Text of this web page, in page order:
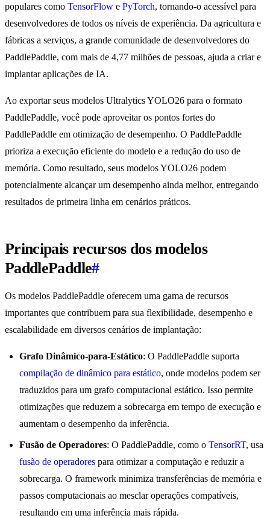
populares como TensorFlow e PyTorch, tornando-o acessível para
desenvolvedores de todos os níveis de experiência. Da agricultura e
fábricas a serviços, a grande comunidade de desenvolvedores do
PaddlePaddle, com mais de 4,77 milhões de pessoas, ajuda a criar e
implantar aplicações de IA.
Ao exportar seus modelos Ultralytics YOLO26 para o formato
PaddlePaddle, você pode aproveitar os pontos fortes do
PaddlePaddle em otimização de desempenho. O PaddlePaddle
prioriza a execução eficiente do modelo e a redução do uso de
memória. Como resultado, seus modelos YOLO26 podem
potencialmente alcançar um desempenho ainda melhor, entregando
resultados de primeira linha em cenários práticos.
Principais recursos dos modelos
PaddlePaddle#
Os modelos PaddlePaddle oferecem uma gama de recursos
importantes que contribuem para sua flexibilidade, desempenho e
escalabilidade em diversos cenários de implantação:
Grafo Dinâmico-para-Estático: O PaddlePaddle suporta
compilação de dinâmico para estático, onde modelos podem ser
traduzidos para um grafo computacional estático. Isso permite
otimizações que reduzem a sobrecarga em tempo de execução e
aumentam o desempenho da inferência.
Fusão de Operadores: O PaddlePaddle, como o TensorRT, usa
fusão de operadores para otimizar a computação e reduzir a
sobrecarga. O framework minimiza transferências de memória e
passos computacionais ao mesclar operações compatíveis,
resultando em uma inferência mais rápida.